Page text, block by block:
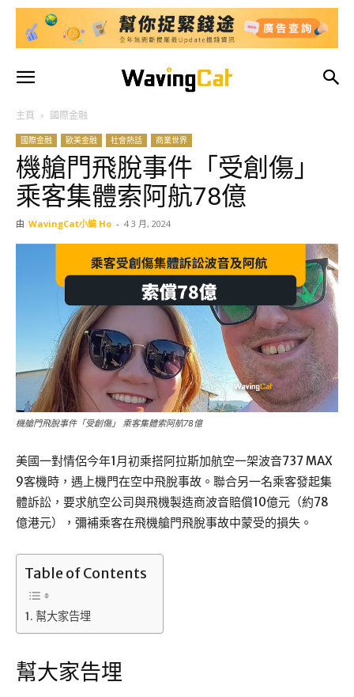
主頁 國際金融
國際金融 歐美金融 社會熱話 商業世界
機艙門飛脫事件「受創傷」
乘客集體索阿航78億
由 WavingCat小編 Ho - 4 3 月, 2024
機艙門飛脫事件「受創傷」 乘客集體索阿航78億
美國一對情侶今年1月初乘搭阿拉斯加航空一架波音737 MAX
9客機時，遇上機門在空中飛脫事故。聯合另一名乘客發起集
體訴訟，要求航空公司與飛機製造商波音賠償10億元（約78
億港元），彌補乘客在飛機艙門飛脫事故中蒙受的損失。
Table of Contents
幫大家告埋
幫大家告埋